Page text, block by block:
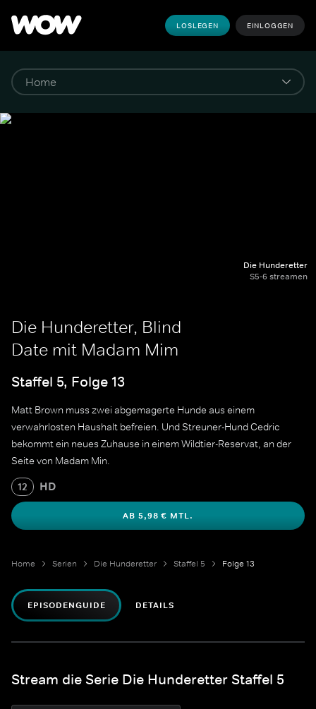
LOSLEGEN EINLOGGEN
Die Hunderetter
S5-6 streamen
Die Hunderetter, Blind
Date mit Madam Mim
Staffel 5, Folge 13
Matt Brown muss zwei abgemagerte Hunde aus einem
verwahrlosten Haushalt befreien. Und Streuner-Hund Cedric
bekommt ein neues Zuhause in einem Wildtier-Reservat, an der
Seite von Madam Min.
12 HD
AB 5,98 € MTL.
Home Serien Die Hunderetter Staffel 5 Folge 13
EPISODENGUIDE DETAILS
Stream die Serie Die Hunderetter Staffel 5